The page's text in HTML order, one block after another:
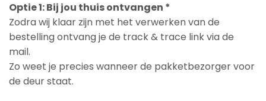
Optie 1: Bij jou thuis ontvangen *
Zodra wij klaar zijn met het verwerken van de
bestelling ontvang je de track & trace link via de
mail.
Zo weet je precies wanneer de pakketbezorger voor
de deur staat.